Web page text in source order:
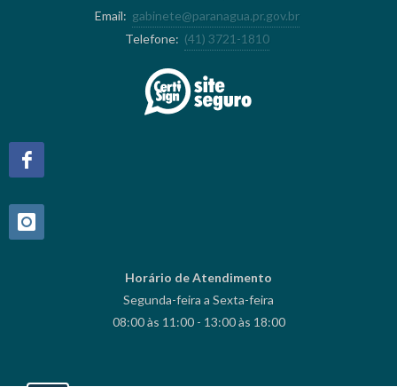
Email: gabinete@paranagua.pr.gov.br
Telefone: (41) 3721-1810
Horário de Atendimento
Segunda-feira a Sexta-feira
08:00 às 11:00 - 13:00 às 18:00